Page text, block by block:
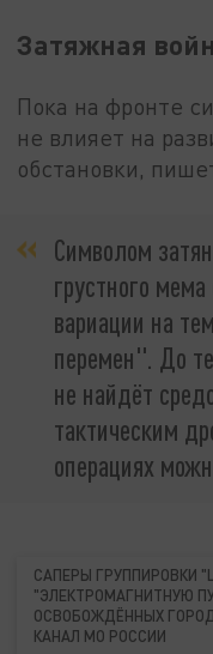
Затяжная
Пока на фронте
не влияет на
обстановки,
Символом
грустного
вариации на
перемен". До
не найдёт
тактическим
операциях
САПЕРЫ ГРУППИРОВКИ
"ЭЛЕКТРОМАГНИТНУЮ
ОСВОБОЖДЁННЫХ
КАНАЛ МО РОССИИ